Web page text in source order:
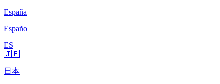
España
Español
ES
🇯🇵
日本